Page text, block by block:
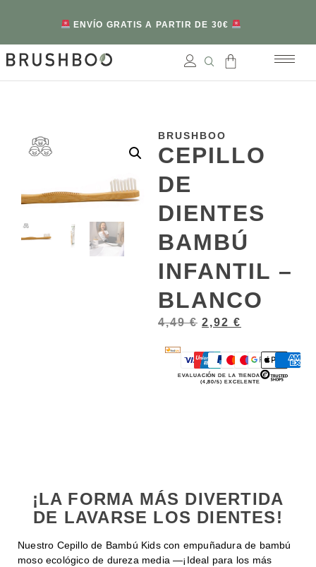
ENVÍO GRATIS A PARTIR DE 30€
BRUSHBOO
CEPILLO
DE
DIENTES
BAMBÚ
INFANTIL –
BLANCO
4,49€ 2,92 €
EVALUACIÓN DE LA TIENDA
(4,80/5) EXCELENTE
¡LA FORMA MÁS DIVERTIDA
DE LAVARSE LOS DIENTES!
Nuestro Cepillo de Bambú Kids con empuñadura de bambú
moso ecológico de dureza media —¡Ideal para los más